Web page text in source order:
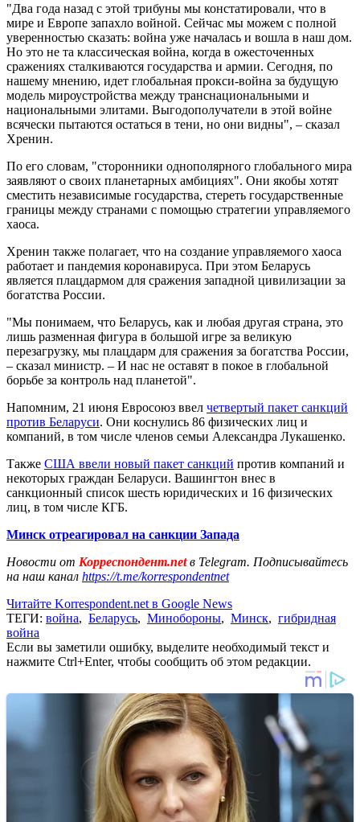
"Два года назад с этой трибуны мы констатировали, что в
мире и Европе запахло войной. Сейчас мы можем с полной
уверенностью сказать: война уже началась и вошла в наш дом.
Но это не та классическая война, когда в ожесточенных
сражениях сталкиваются государства и армии. Сегодня, по
нашему мнению, идет глобальная прокси-война за будущую
модель мироустройства между транснациональными и
национальными элитами. Выгодополучатели в этой войне
всячески пытаются остаться в тени, но они видны", – сказал
Хренин.
По его словам, "сторонники однополярного глобального мира
заявляют о своих планетарных амбициях". Они якобы хотят
сместить независимые государства, стереть государственные
границы между странами с помощью стратегии управляемого
хаоса.
Хренин также полагает, что на создание управляемого хаоса
работает и пандемия коронавируса. При этом Беларусь
является плацдармом для сражения западной цивилизации за
богатства России.
"Мы понимаем, что Беларусь, как и любая другая страна, это
лишь разменная фигура в большой игре за великую
перезагрузку, мы плацдарм для сражения за богатства России,
– сказал министр. – И нас не оставят в покое в глобальной
борьбе за контроль над планетой".
Напомним, 21 июня Евросоюз ввел четвертый пакет санкций
против Беларуси. Они коснулись 86 физических лиц и
компаний, в том числе членов семьи Александра Лукашенко.
Также США ввели новый пакет санкций против компаний и
некоторых граждан Беларуси. Вашингтон внес в
санкционный список шесть юридических и 16 физических
лиц, в том числе КГБ.
Минск отреагировал на санкции Запада
Новости от Корреспондент.netв Telegram. Подписывайтесь
на наш канал https://t.me/korrespondentnet
Читайте Korrespondent.net в Google News
ТЕГИ: война, Беларусь, Минобороны, Минск, гибридная
война
Если вы заметили ошибку, выделите необходимый текст и
нажмите Ctrl+Enter, чтобы сообщить об этом редакции.